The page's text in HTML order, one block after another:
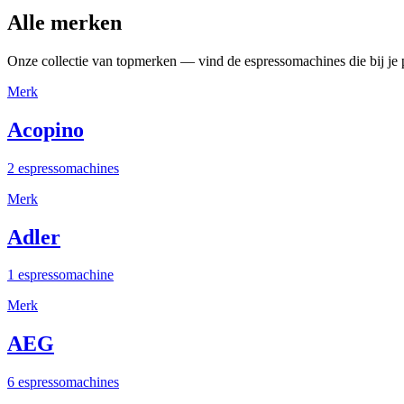
Alle merken
Onze collectie van topmerken — vind de espressomachines die bij je
Merk
Acopino
2 espressomachines
Merk
Adler
1 espressomachine
Merk
AEG
6 espressomachines